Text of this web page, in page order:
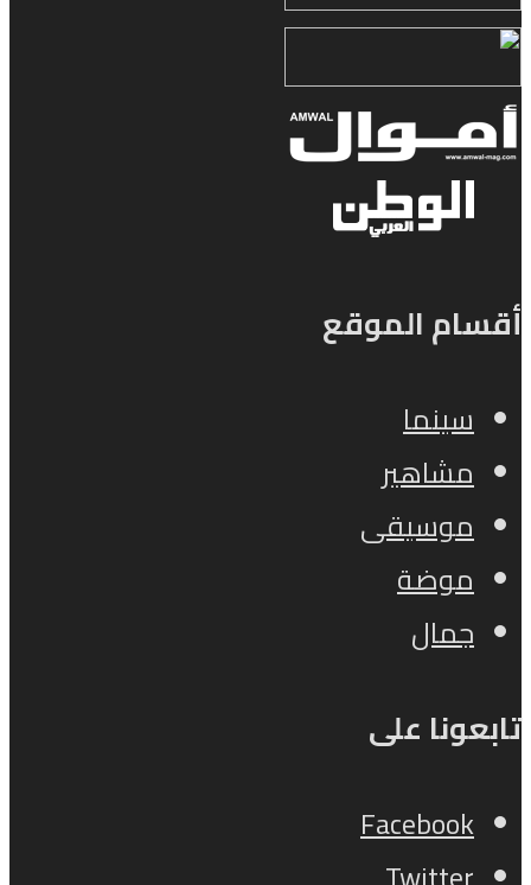
أقسام الموقع
سينما
مشاهير
موسيقى
موضة
جمال
تابعونا على
Facebook